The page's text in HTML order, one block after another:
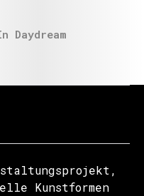
Daydream
Kunstformen